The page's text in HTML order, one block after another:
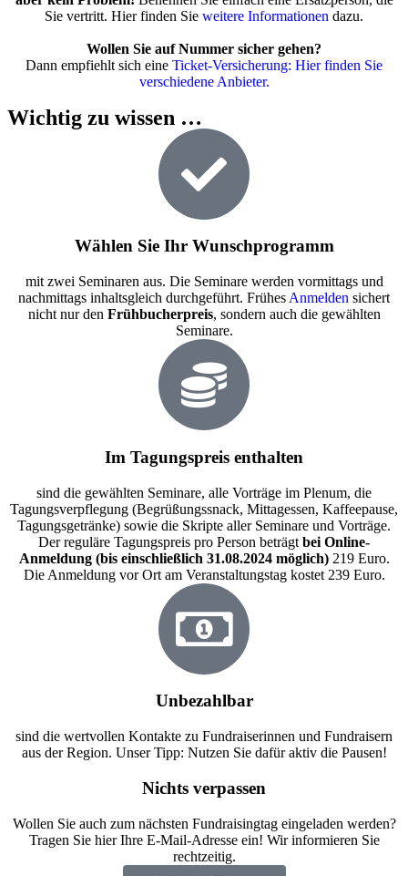
Sie vertritt. Hier finden Sie weitere Informationen dazu.
Wollen Sie auf Nummer sicher gehen?
Dann empfiehlt sich eine Ticket-Versicherung: Hier finden Sie
verschiedene Anbieter.
Wichtig zu wissen …
Wählen Sie Ihr Wunschprogramm
mit zwei Seminaren aus. Die Seminare werden vormittags und
nachmittags inhaltsgleich durchgeführt. Frühes Anmelden sichert
nicht nur den Frühbucherpreis, sondern auch die gewählten
Seminare.
Im Tagungspreis enthalten
sind die gewählten Seminare, alle Vorträge im Plenum, die
Tagungsverpflegung (Begrüßungssnack, Mittagessen, Kaffeepause,
Tagungsgetränke) sowie die Skripte aller Seminare und Vorträge.
Der reguläre Tagungspreis pro Person beträgt bei Online-
Anmeldung (bis einschließlich 31.08.2024 möglich)219 Euro.
Die Anmeldung vor Ort am Veranstaltungstag kostet 239 Euro.
Unbezahlbar
sind die wertvollen Kontakte zu Fundraiserinnen und Fundraisern
aus der Region. Unser Tipp: Nutzen Sie dafür aktiv die Pausen!
Nichts verpassen
Wollen Sie auch zum nächsten Fundraisingtag eingeladen werden?
Tragen Sie hier Ihre E-Mail-Adresse ein! Wir informieren Sie
rechtzeitig.